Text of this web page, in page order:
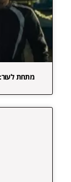
מתחת לעור: